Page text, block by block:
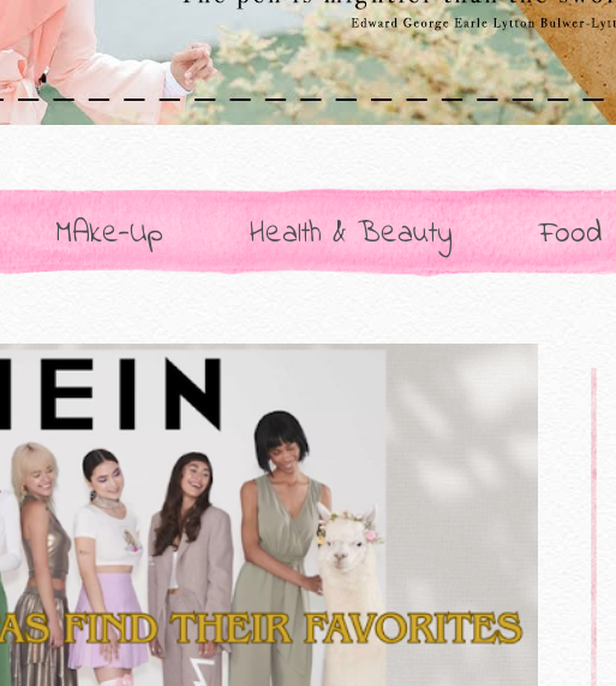
MAke-Up Health & Beauty Food